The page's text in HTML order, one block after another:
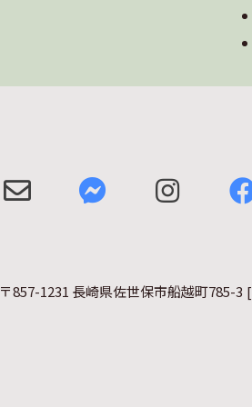
〒857-1231 長崎県佐世保市船越町785-3 [